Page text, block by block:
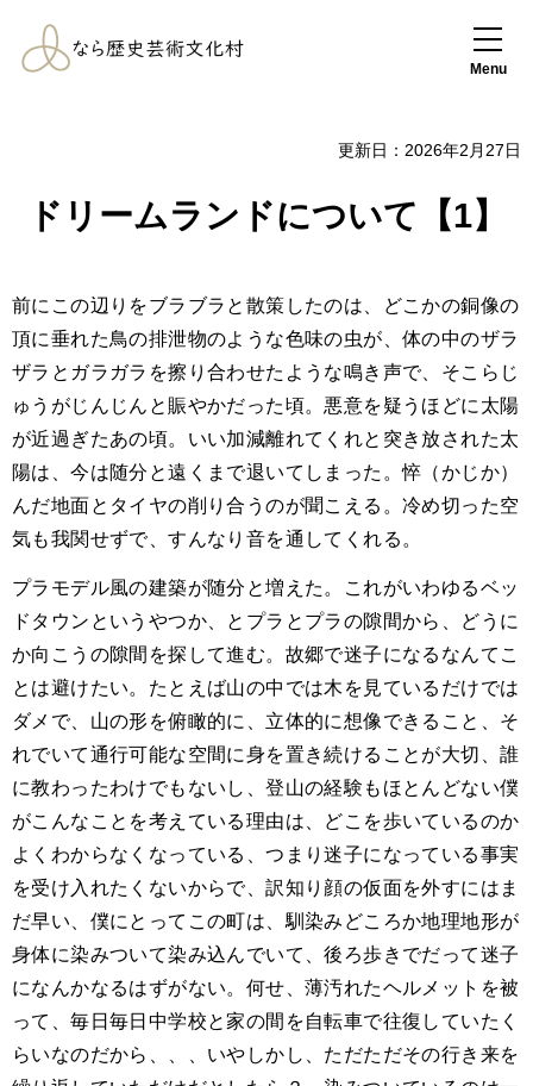
なら歴史芸術文化
村
Menu
更新日：2026年2月27日
ドリームランドについて【1】
前にこの辺りをブラブラと散策したのは、どこかの銅像の
頂に垂れた鳥の排泄物のような色味の虫が、体の中のザラ
ザラとガラガラを擦り合わせたような鳴き声で、そこらじ
ゅうがじんじんと賑やかだった頃。悪意を疑うほどに太陽
が近過ぎたあの頃。いい加減離れてくれと突き放された太
陽は、今は随分と遠くまで退いてしまった。悴（かじか）
んだ地面とタイヤの削り合うのが聞こえる。冷め切った空
気も我関せずで、すんなり音を通してくれる。
プラモデル風の建築が随分と増えた。これがいわゆるベッ
ドタウンというやつか、とプラとプラの隙間から、どうに
か向こうの隙間を探して進む。故郷で迷子になるなんてこ
とは避けたい。たとえば山の中では木を見ているだけでは
ダメで、山の形を俯瞰的に、立体的に想像できること、そ
れでいて通行可能な空間に身を置き続けることが大切、誰
に教わったわけでもないし、登山の経験もほとんどない僕
がこんなことを考えている理由は、どこを歩いているのか
よくわからなくなっている、つまり迷子になっている事実
を受け入れたくないからで、訳知り顔の仮面を外すにはま
だ早い、僕にとってこの町は、馴染みどころか地理地形が
身体に染みついて染み込んでいて、後ろ歩きでだって迷子
になんかなるはずがない。何せ、薄汚れたヘルメットを被
って、毎日毎日中学校と家の間を自転車で往復していたく
らいなのだから、、、いやしかし、ただただその行き来を